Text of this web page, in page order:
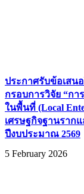
ประกาศรับข้อเสน
กรอบการวิจัย “ก
ในพื้นที่ (Local
เศรษฐกิจฐานราก
ปีงบประมาณ 2569
5 February 2026